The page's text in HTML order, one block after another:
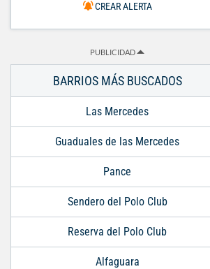
CREAR ALERTA
PUBLICIDAD
BARRIOS MÁS BUSCADOS
Las Mercedes
Guaduales de las Mercedes
Pance
Sendero del Polo Club
Reserva del Polo Club
Alfaguara